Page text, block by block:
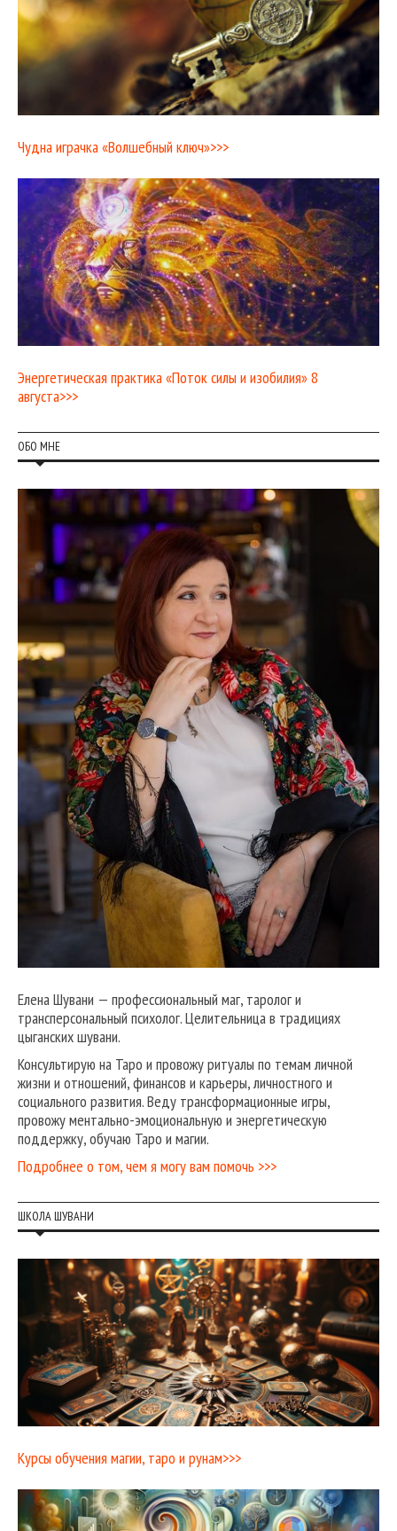
Чудна играчка «Волшебный ключ»>>>
Энергетическая практика «Поток силы и изобилия» 8
августа>>>
ОБО МНЕ
Елена Шувани — профессиональный маг, таролог и
трансперсональный психолог. Целительница в традициях
цыганских шувани.
Консультирую на Таро и провожу ритуалы по темам личной
жизни и отношений, финансов и карьеры, личностного и
социального развития. Веду трансформационные игры,
провожу ментально-эмоциональную и энергетическую
поддержку, обучаю Таро и магии.
Подробнее о том, чем я могу вам помочь >>>
ШКОЛА ШУВАНИ
Курсы обучения магии, таро и рунам>>>